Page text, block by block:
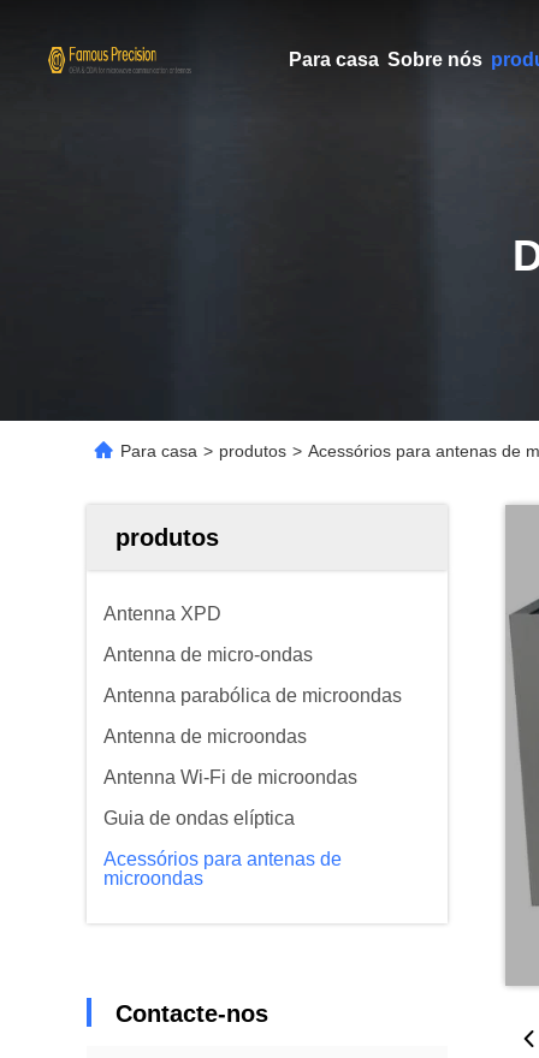
Para casa Sobre nós
Para casa > produtos > Acessórios para antenas de
produtos
Antenna XPD
Antenna de micro-ondas
Antenna parabólica de microondas
Antenna de microondas
Antenna Wi-Fi de microondas
Guia de ondas elíptica
Acessórios para antenas de
microondas
Contacte-nos